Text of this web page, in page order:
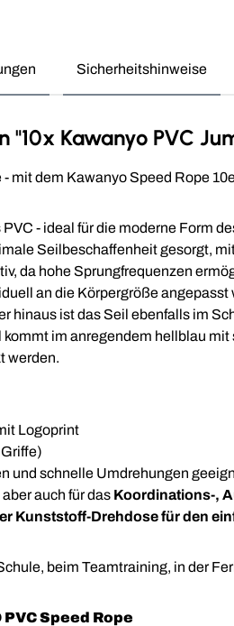
Sicherheitshinweise
Kawanyo PVC
mit dem Kawanyo Speed Rope
- ideal für die moderne Form
Seilbeschaffenheit gesorgt,
da hohe Sprungfrequenzen
an die Körpergröße
hinaus ist das Seil ebenfalls im
im anregendem hellblau
werden.
Logoprint
und schnelle Umdrehungen
aber auch für das Koordinations-,
Kunststoff-Drehdose für den
beim Teamtraining, in der
PVC Speed Rope